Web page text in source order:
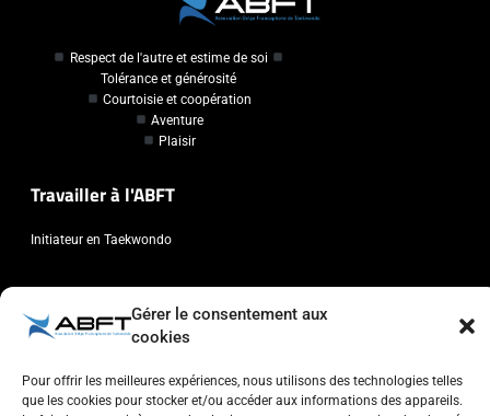
Gérer le consentement aux
cookies
Pour offrir les meilleures expériences, nous utilisons des technologies telles
que les cookies pour stocker et/ou accéder aux informations des appareils.
Respect de l'autre et estime de soi
Tolérance et générosité
Courtoisie et coopération
Aventure
Plaisir
Travailler à l'ABFT
Initiateur en Taekwondo
Contact
Association Belge Francophone de Taekwondo
info@abft.be